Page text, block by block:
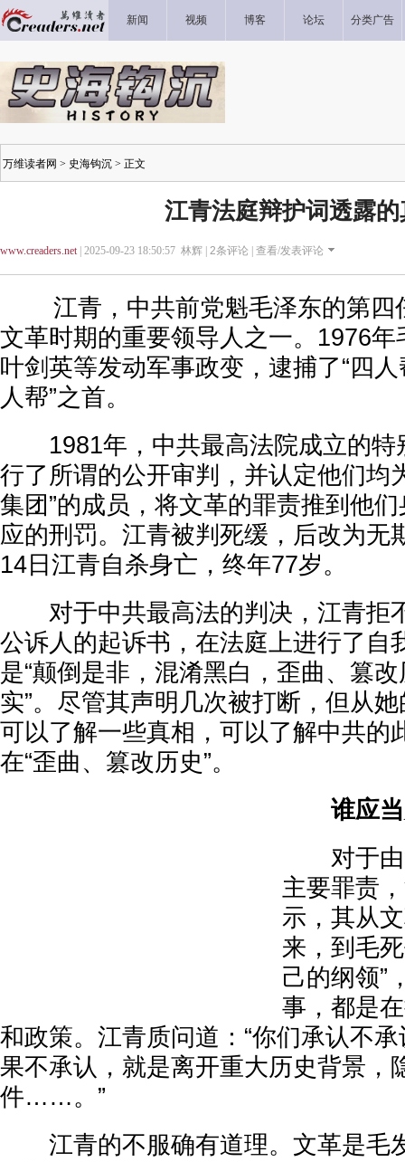
新闻 视频 博客 论坛 分类广告
万维读者网 > 史海钩沉 > 正文
江青法庭辩护词透露的
www.creaders.net| 2025-09-23 18:50:57 林辉 | 2条评论 | 查看/发表评论
江青，中共前党魁毛泽东的第四
文革时期的重要领导人之一。1976
叶剑英等发动军事政变，逮捕了“四人
人帮”之首。
1981年，中共最高法院成立的特
行了所谓的公开审判，并认定他们均
集团”的成员，将文革的罪责推到他
应的刑罚。江青被判死缓，后改为无
14日江青自杀身亡，终年77岁。
对于中共最高法的判决，江青拒
公诉人的起诉书，在法庭上进行了自
是“颠倒是非，混淆黑白，歪曲、篡
实”。尽管其声明几次被打断，但从
可以了解一些真相，可以了解中共的
在“歪曲、篡改历史”。
谁应
对于由“
主要罪责
示，其从
来，到毛
己的纲领”
事，都是
和政策。江青质问道：“你们承认不
果不承认，就是离开重大历史背景，
件……。”
江青的不服确有道理。文革是毛